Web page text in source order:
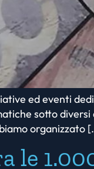
ed eventi
sotto
organizzato
le